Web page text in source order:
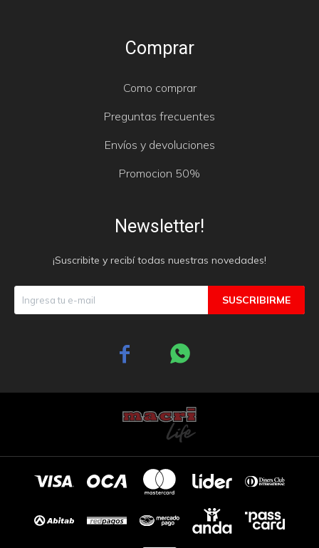
Comprar
Como comprar
Preguntas frecuentes
Envíos y devoluciones
Promocion 50%
Newsletter!
¡Suscribite y recibí todas nuestras novedades!
SUSCRIBIRME
 